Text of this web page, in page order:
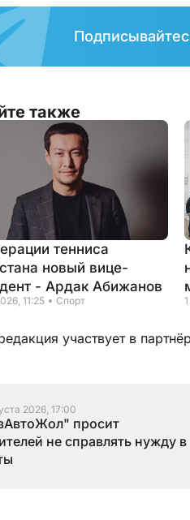
также
тенниса
новый вице-
- Ардак Абижанов
11:25 Спорт
участвует в
2026, 17:00
просит
не справлять нужду в